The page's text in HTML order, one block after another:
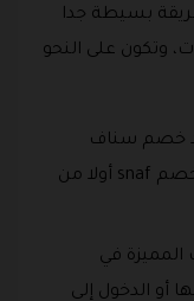
بسيطة جدا
وتكون على النحو
خصم سناف
الدخول إلى المتجر بالإضافة إلى كود خصم snaf أولا من
في
أو الدخول إلى